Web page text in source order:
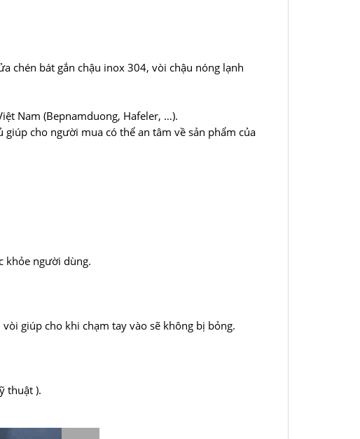
chén bát gắn chậu inox 304, vòi chậu nóng lạnh
Nam (Bepnamduong, Hafeler, …).
cho người mua có thể an tâm về sản phẩm của
khỏe người dùng.
giúp cho khi chạm tay vào sẽ không bị bỏng.
thuật ).